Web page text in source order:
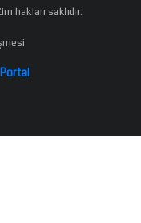
hakları saklıdır.